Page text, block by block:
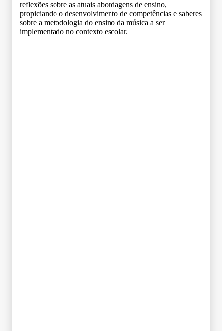
reflexões sobre as atuais abordagens de ensino,
propiciando o desenvolvimento de competências e saberes
sobre a metodologia do ensino da música a ser
implementado no contexto escolar.